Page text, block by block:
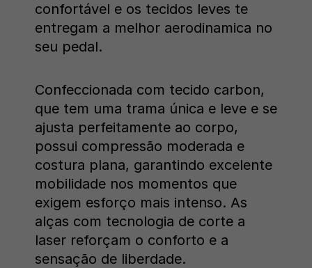
confortável e os tecidos leves te
entregam a melhor aerodinamica no
seu pedal.
Confeccionada com tecido carbon,
que tem uma trama única e leve e se
ajusta perfeitamente ao corpo,
possui compressão moderada e
costura plana, garantindo excelente
mobilidade nos momentos que
exigem esforço mais intenso. As
alças com tecnologia de corte a
laser reforçam o conforto e a
sensação de liberdade.